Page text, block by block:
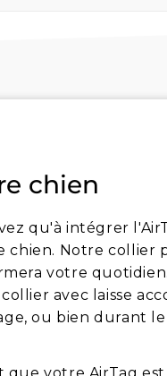
chien
qu'à intégrer
Notre collier
votre
avec laisse
ou bien durant